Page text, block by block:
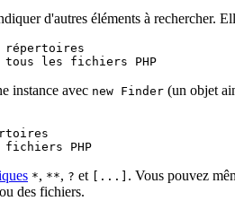
d'autres éléments à rechercher.
instance avec new Finder (un objet
*, **, ? et [...] . Vous pouvez
des fichiers.